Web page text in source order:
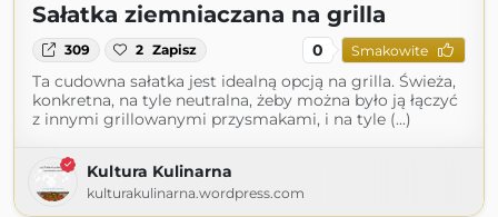
Sałatka ziemniaczana na grilla
309 2 Zapisz 0 Smakowite
Ta cudowna sałatka jest idealną opcją na grilla. Świeża,
konkretna, na tyle neutralna, żeby można było ją łączyć
z innymi grillowanymi przysmakami, i na tyle (...)
Kultura Kulinarna
kulturakulinarna.wordpress.com